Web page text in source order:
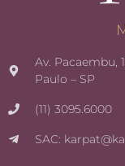
Av. Pacaembu,
Paulo – SP
(11) 3095.6000
SAC: